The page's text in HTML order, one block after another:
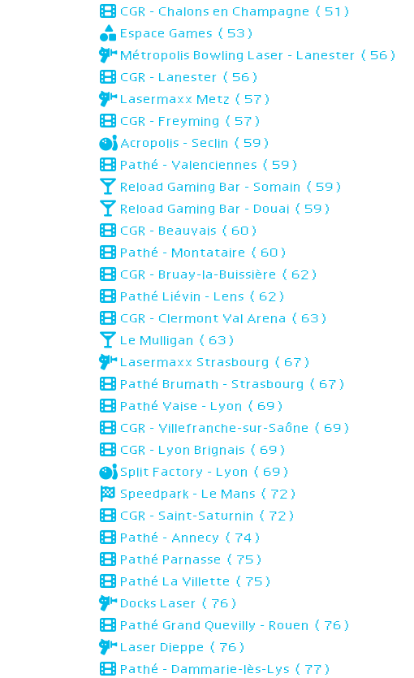
CGR - Chalons en Champagne (51)
Espace Games (53)
Métropolis Bowling Laser - Lanester (56)
CGR - Lanester (56)
Lasermaxx Metz (57)
CGR - Freyming (57)
Acropolis - Seclin (59)
Pathé - Valenciennes (59)
Reload Gaming Bar - Somain (59)
Reload Gaming Bar - Douai (59)
CGR - Beauvais (60)
Pathé - Montataire (60)
CGR - Bruay-la-Buissière (62)
Pathé Liévin - Lens (62)
CGR - Clermont Val Arena (63)
Le Mulligan (63)
Lasermaxx Strasbourg (67)
Pathé Brumath - Strasbourg (67)
Pathé Vaise - Lyon (69)
CGR - Villefranche-sur-Saône (69)
CGR - Lyon Brignais (69)
Split Factory - Lyon (69)
Speedpark - Le Mans (72)
CGR - Saint-Saturnin (72)
Pathé - Annecy (74)
Pathé Parnasse (75)
Pathé La Villette (75)
Docks Laser (76)
Pathé Grand Quevilly - Rouen (76)
Laser Dieppe (76)
Pathé - Dammarie-lès-Lys (77)